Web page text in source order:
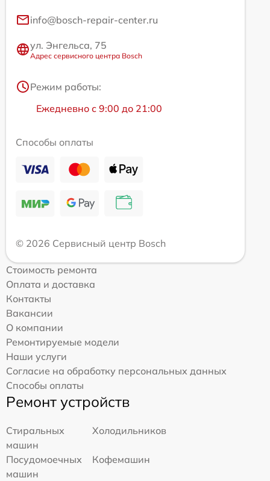
info@bosch-repair-center.ru
ул. Энгельса, 75
Адрес сервисного центра Bosch
Режим работы:
Ежедневно с 9:00 до 21:00
Способы оплаты
© 2026 Сервисный центр Bosch
Стоимость ремонта
Оплата и доставка
Контакты
Вакансии
О компании
Ремонтируемые модели
Наши услуги
Согласие на обработку персональных данных
Способы оплаты
Ремонт устройств
Стиральных
машин
Холодильников
Посудомоечных
машин
Кофемашин